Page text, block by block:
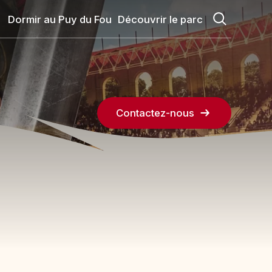
Dormir au Puy du Fou Découvrir le parc
Contactez-nous